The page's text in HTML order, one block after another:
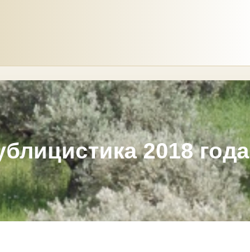
2018 года